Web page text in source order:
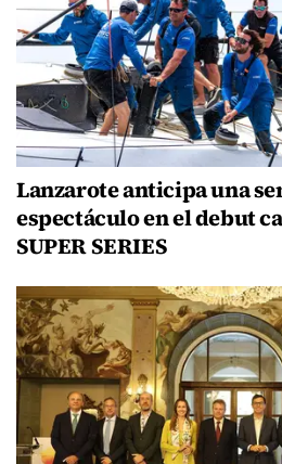
Lanzarote anticipa una
espectáculo en el debut
SUPER SERIES